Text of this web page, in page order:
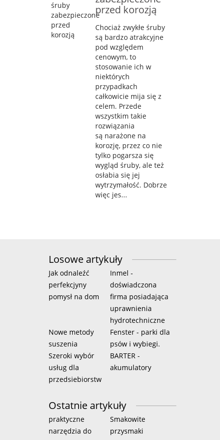
przed korozją
Chociaż zwykłe śruby
są bardzo atrakcyjne
pod względem
cenowym, to
stosowanie ich w
niektórych
przypadkach
całkowicie mija się z
celem. Przede
wszystkim takie
rozwiązania
są narażone na
korozję, przez co nie
tylko pogarsza się
wygląd śruby, ale też
osłabia się jej
wytrzymałość. Dobrze
więc jes...
Losowe artykuły
Jak odnaleźć
perfekcjyny
pomysł na dom
Inmel -
doświadczona
firma posiadająca
uprawnienia
hydrotechniczne
Nowe metody
suszenia
Fenster - parki dla
psów i wybiegi.
Szeroki wybór
usług dla
przedsiebiorstw
BARTER -
akumulatory
Ostatnie artykuły
praktyczne
narzędzia do
Smakowite
przysmaki